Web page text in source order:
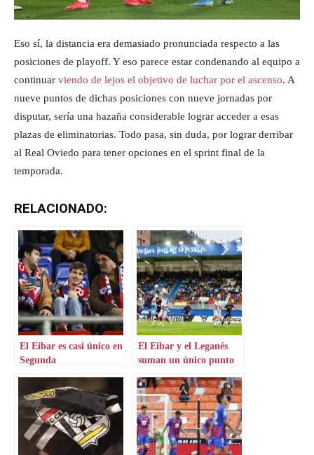
Eso sí, la distancia era demasiado pronunciada respecto a las
posiciones de playoff. Y eso parece estar condenando al equipo a
continuar viendo de lejos el objetivo de luchar por el ascenso. A
nueve puntos de dichas posiciones con nueve jornadas por
disputar, sería una hazaña considerable lograr acceder a esas
plazas de eliminatorias. Todo pasa, sin duda, por lograr derribar
al Real Oviedo para tener opciones en el sprint final de la
temporada.
RELACIONADO:
El Eibar es casi único en
Segunda
El Eibar y el Leganés
suman un único punto